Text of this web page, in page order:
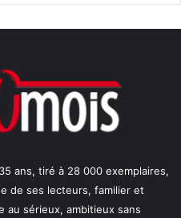
ans, tiré à 28 000 exemplaires,
de ses lecteurs, familier et
au sérieux, ambitieux sans